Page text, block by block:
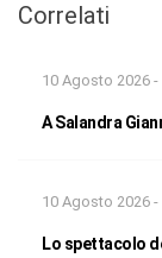
Correlati
10 Agosto 2026 -
A Salandra
10 Agosto 2026 -
Lo spettacolo